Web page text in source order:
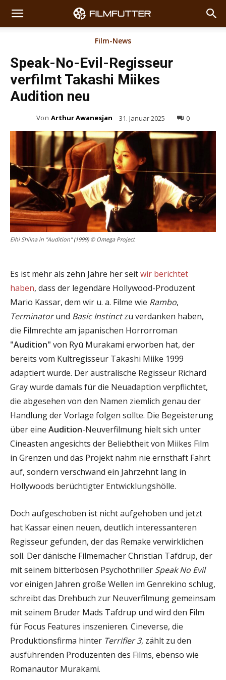
Film-News
Speak-No-Evil-Regisseur
verfilmt Takashi Miikes
Audition neu
Von Arthur Awanesjan 31. Januar 2025 0
Eihi Shiina in "Audition" (1999) © Omega Project
Es ist mehr als zehn Jahre her seitwir berichtet
haben, dass der legendäre Hollywood-Produzent
Mario Kassar, dem wir u. a. Filme wie Rambo,
Terminatorund Basic Instinctzu verdanken haben,
die Filmrechte am japanischen Horrorroman
"Audition" von Ryū Murakami erworben hat, der
bereits vom Kultregisseur Takashi Miike 1999
adaptiert wurde. Der australische Regisseur Richard
Gray wurde damals für die Neuadaption verpflichtet,
die abgesehen von den Namen ziemlich genau der
Handlung der Vorlage folgen sollte. Die Begeisterung
über eine Audition-Neuverfilmung hielt sich unter
Cineasten angesichts der Beliebtheit von Miikes Film
in Grenzen und das Projekt nahm nie ernsthaft Fahrt
auf, sondern verschwand ein Jahrzehnt lang in
Hollywoods berüchtigter Entwicklungshölle.
Doch aufgeschoben ist nicht aufgehoben und jetzt
hat Kassar einen neuen, deutlich interessanteren
Regisseur gefunden, der das Remake verwirklichen
soll. Der dänische Filmemacher Christian Tafdrup, der
mit seinem bitterbösen Psychothriller Speak No Evil
vor einigen Jahren große Wellen im Genrekino schlug,
schreibt das Drehbuch zur Neuverfilmung gemeinsam
mit seinem Bruder Mads Tafdrup und wird den Film
für Focus Features inszenieren. Cineverse, die
Produktionsfirma hinter Terrifier 3, zählt zu den
ausführenden Produzenten des Films, ebenso wie
Romanautor Murakami.